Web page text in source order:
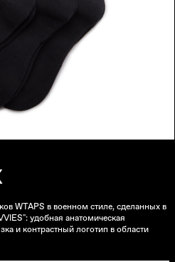
WTAPS в военном стиле, сделанных в
удобная анатомическая
и контрастный логотип в области